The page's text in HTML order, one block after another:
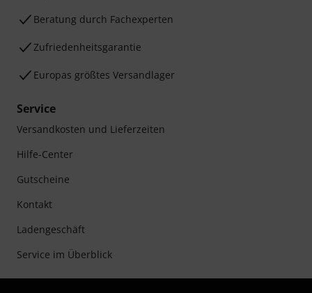
Beratung durch Fachexperten
Zufriedenheitsgarantie
Europas größtes Versandlager
Service
Versandkosten und Lieferzeiten
Hilfe-Center
Gutscheine
Kontakt
Ladengeschäft
Service im Überblick